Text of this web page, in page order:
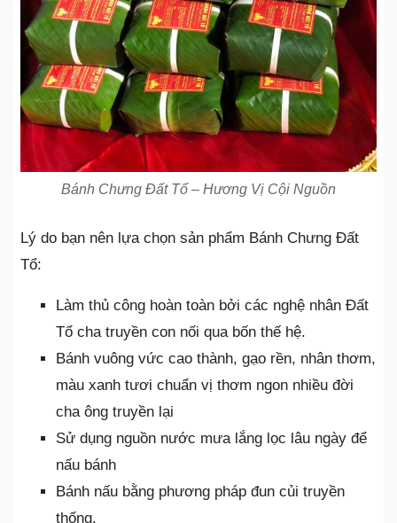
Bánh Chưng Đất Tổ – Hương Vị Cội Nguồn
Lý do bạn nên lựa chọn sản phẩm Bánh Chưng Đất
Tổ:
Làm thủ công hoàn toàn bởi các nghệ nhân Đất
Tổ cha truyền con nối qua bốn thế hệ.
Bánh vuông vức cao thành, gạo rền, nhân thơm,
màu xanh tươi chuẩn vị thơm ngon nhiều đời
cha ông truyền lại
Sử dụng nguồn nước mưa lắng lọc lâu ngày để
nấu bánh
Bánh nấu bằng phương pháp đun củi truyền
thống.